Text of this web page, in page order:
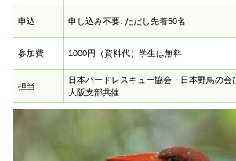
申込 申し込み不要､ただし先着50名
参加費 1000円（資料代）学生は無料
担当
日本バードレスキュー協会・日本野鳥の会
大阪支部共催